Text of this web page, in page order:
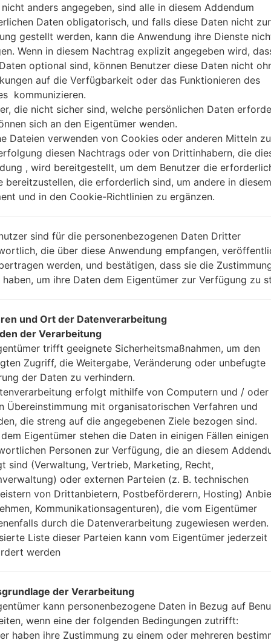
LGLS665(LGLS665)
Modell und seine Eigenschaften
LGLS665
LG Tribute 2
Juli, 2015
10.9 millimeter (0.43 Zoll)
129.9 x 64.9 millimeter (5.11 x
138.9 gramm (4.94 unzen)
Android 5.1 (Lollipop)
Ausrüstung
1.2 Ghz Qualcomm
MicroSD, zu 32 GB
Netzwerk und Daten
1 Micro-SIM
anders angegeben, sind alle in diesem Addendum
Daten obligatorisch, und falls diese Daten nicht zur
gestellt werden, kann die Anwendung ihre Dienste
Wenn in diesem Nachtrag explizit angegeben wird,
optional sind, können Benutzer diese Daten nicht
auf die Verfügbarkeit oder das Funktionieren des
kommunizieren.
die nicht sicher sind, welche persönlichen Daten
sich an den Eigentümer wenden.
Dateien verwenden von Cookies oder anderen Mitteln
diesen Nachtrags oder von Drittinhabern, die
, wird bereitgestellt, um dem Benutzer die
bereitzustellen, die erforderlich sind, um andere in diesem
und in den Cookie-Richtlinien zu ergänzen.
sind für die personenbezogenen Daten Dritter
die über diese Anwendung empfangen,
werden, und bestätigen, dass sie die
um ihre Daten dem Eigentümer zur Verfügung zu
und Ort der Datenverarbeitung
der Verarbeitung
trifft geeignete Sicherheitsmaßnahmen, um den
Zugriff, die Weitergabe, Veränderung oder unbefugte
der Daten zu verhindern.
erfolgt mithilfe von Computern und / oder
Übereinstimmung mit organisatorischen Verfahren und
die streng auf die angegebenen Ziele bezogen sind.
Eigentümer stehen die Daten in einigen Fällen einigen
Personen zur Verfügung, die an diesem
sind (Verwaltung, Vertrieb, Marketing, Recht,
oder externen Parteien (z. B. technischen
von Drittanbietern, Postbeförderern, Hosting)
Kommunikationsagenturen), die vom Eigentümer
durch die Datenverarbeitung zugewiesen werden.
Liste dieser Parteien kann vom Eigentümer jederzeit
werden
der Verarbeitung
kann personenbezogene Daten in Bezug auf
wenn eine der folgenden Bedingungen zutrifft:
haben ihre Zustimmung zu einem oder mehreren